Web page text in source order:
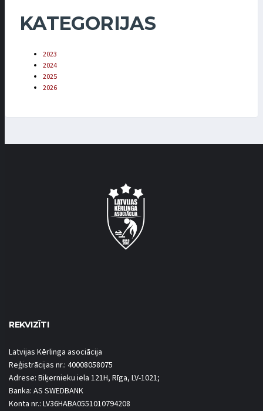
KATEGORIJAS
2023
2024
2025
2026
REKVIZĪTI
Latvijas Kērlinga asociācija
Reģistrācijas nr.: 40008058075
Adrese: Biķernieku iela 121H, Rīga, LV-1021;
Banka: AS SWEDBANK
Konta nr.: LV36HABA0551010794208